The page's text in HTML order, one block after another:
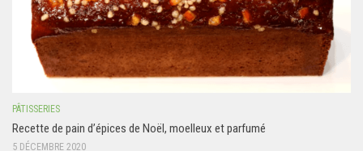
PÂTISSERIES
Recette de pain d’épices de Noël, moelleux et parfumé
5 DÉCEMBRE 2020